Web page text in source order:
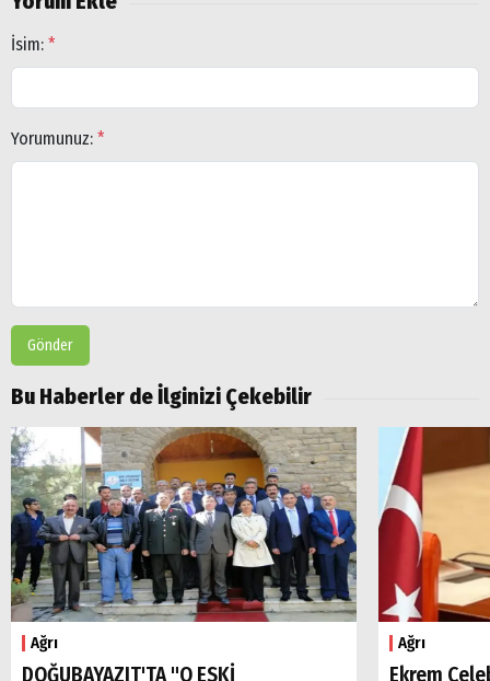
İsim: *
Yorumunuz: *
Gönder
Bu Haberler de İlginizi Çekebilir
Ağrı
DOĞUBAYAZIT'TA "O ESKİ
Ağrı
Ekrem